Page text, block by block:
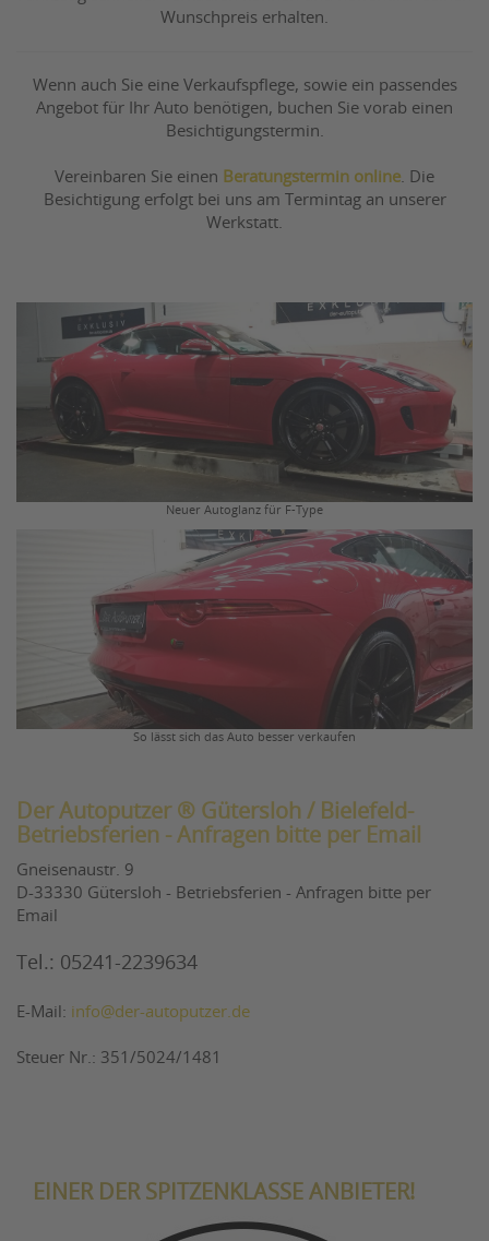
Wunschpreis erhalten.
Wenn auch Sie eine Verkaufspflege, sowie ein passendes
Angebot für Ihr Auto benötigen, buchen Sie vorab einen
Besichtigungstermin.
Vereinbaren Sie einen Beratungstermin online. Die
Besichtigung erfolgt bei uns am Termintag an unserer
Werkstatt.
Neuer Autoglanz für F-Type
So lässt sich das Auto besser verkaufen
Der Autoputzer ® Gütersloh / Bielefeld-
Betriebsferien - Anfragen bitte per Email
Gneisenaustr. 9
D-33330 Gütersloh - Betriebsferien - Anfragen bitte per
Email
Tel.: 05241-2239634
E-Mail: info@der-autoputzer.de
Steuer Nr.: 351/5024/1481
EINER DER SPITZENKLASSE ANBIETER!